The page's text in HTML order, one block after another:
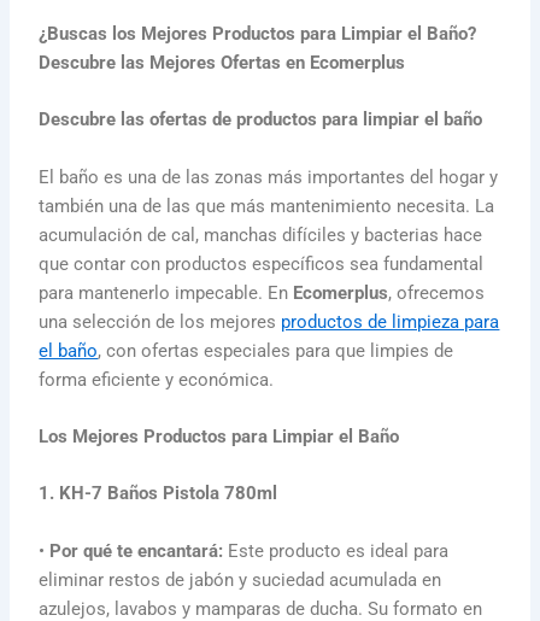
¿Buscas los Mejores Productos para Limpiar el Baño?
Descubre las Mejores Ofertas en Ecomerplus
Descubre las ofertas de productos para limpiar el baño
El baño es una de las zonas más importantes del hogar y
también una de las que más mantenimiento necesita. La
acumulación de cal, manchas difíciles y bacterias hace
que contar con productos específicos sea fundamental
para mantenerlo impecable. En Ecomerplus, ofrecemos
una selección de los mejores productos de limpieza para
el baño, con ofertas especiales para que limpies de
forma eficiente y económica.
Los Mejores Productos para Limpiar el Baño
1. KH-7 Baños Pistola 780ml
• Por qué te encantará: Este producto es ideal para
eliminar restos de jabón y suciedad acumulada en
azulejos, lavabos y mamparas de ducha. Su formato en